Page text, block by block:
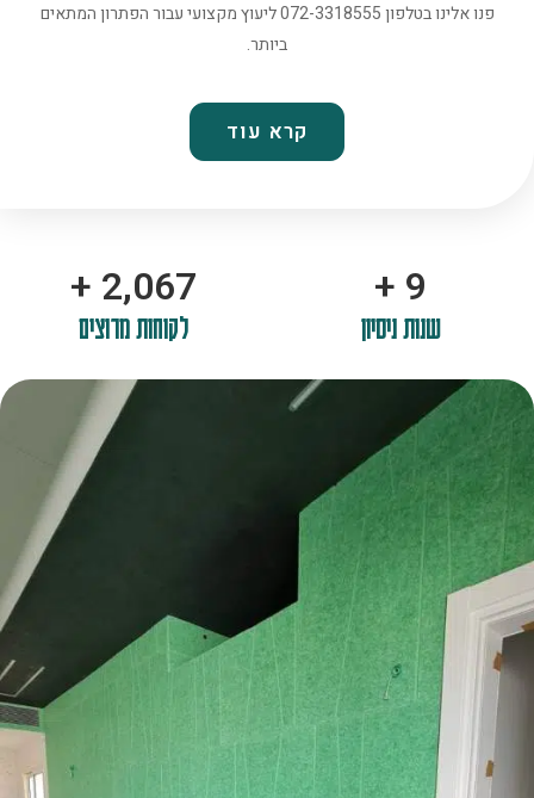
פנו אלינו בטלפון 072-3318555 ליעוץ מקצועי עבור הפתרון המתאים
ביותר.
קרא עוד
10
+
שנות ניסיון
2,100
+
לקוחות מרוצים